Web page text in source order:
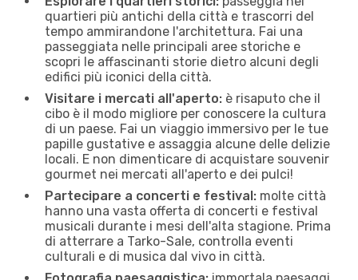
quartieri più antichi della città e trascorri del
tempo ammirandone l'architettura. Fai una
passeggiata nelle principali aree storiche e
scopri le affascinanti storie dietro alcuni degli
edifici più iconici della città.
Visitare i mercati all'aperto: è risaputo che il
cibo è il modo migliore per conoscere la cultura
di un paese. Fai un viaggio immersivo per le tue
papille gustative e assaggia alcune delle delizie
locali. E non dimenticare di acquistare souvenir
gourmet nei mercati all'aperto e dei pulci!
Partecipare a concerti e festival: molte città
hanno una vasta offerta di concerti e festival
musicali durante i mesi dell'alta stagione. Prima
di atterrare a Tarko-Sale, controlla eventi
culturali e di musica dal vivo in città.